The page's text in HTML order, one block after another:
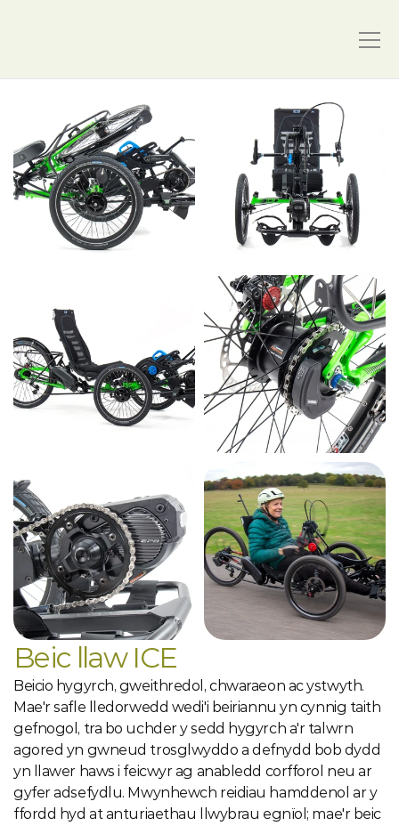
Beic llaw ICE
Beicio hygyrch, gweithredol, chwaraeon ac ystwyth.
Mae'r safle lledorwedd wedi'i beiriannu yn cynnig taith
gefnogol, tra bo uchder y sedd hygyrch a'r talwrn
agored yn gwneud trosglwyddo a defnydd bob dydd
yn llawer haws i feicwyr ag anabledd corfforol neu ar
gyfer adsefydlu. Mwynhewch reidiau hamddenol ar y
ffordd hyd at anturiaethau llwybrau egnïol; mae'r beic